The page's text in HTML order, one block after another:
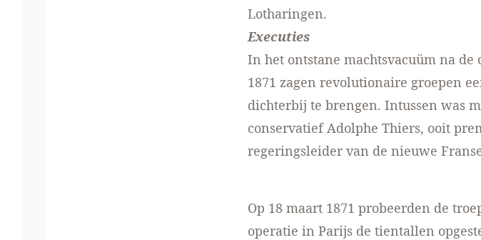
Lotharingen.
Executies
In het ontstane machtsvacuüm na
1871 zagen revolutionaire groepen
dichterbij te brengen. Intussen was
conservatief Adolphe Thiers, ooit
regeringsleider van de nieuwe
Op 18 maart 1871 probeerden de
operatie in Parijs de tientallen